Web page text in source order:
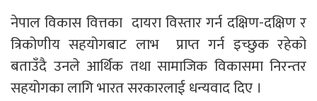
नेपाल विकास वित्तका दायरा विस्तार गर्न दक्षिण-दक्षिण र
त्रिकोणीय सहयोगबाट लाभ प्राप्त गर्न इच्छुक रहेको
बताउँदै उनले आर्थिक तथा सामाजिक विकासमा निरन्तर
सहयोगका लागि भारत सरकारलाई धन्यवाद दिए ।